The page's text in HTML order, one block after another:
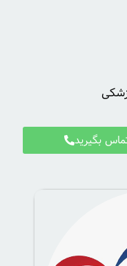
بگیرید